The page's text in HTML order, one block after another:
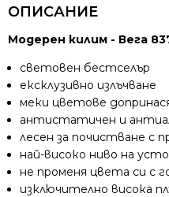
ОПИСАНИЕ
Модерен килим - Вега
световен бестселър
ексклузивно излъчване
меки цветове
антистатичен и
лесен за почистване с
най-високо ниво на
не променя цвета си с
изключително висока